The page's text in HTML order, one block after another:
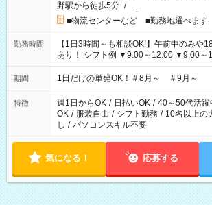
野駅から徒歩5分 / …
■物流センターなど ■勤務地選べます
勤務時間
【1日3時間～も相談OK!】午前中のみや
あり！ シフト例 ▼9:00～12:00 ▼9:00～
▼18:00～21:00
期間 1日だけの単発OK！＃8月～ ＃9月～
特徴 週1日からOK / 日払いOK / 40～50代活躍
OK / 服装自由 / シフト勤務 / 10名以上の
し / パソコンスキル不要
気になる！ 応募する